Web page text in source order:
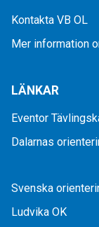
Kontakta VB OL
Mer information
LÄNKAR
Eventor
Dalarnas
Svenska
Ludvika OK